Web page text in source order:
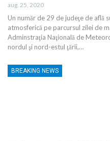
aug. 25, 2020
Un număr de 29 de judeţe de află
atmosferică pe parcursul zilei de
Adminstraţia Naţională de
nordul şi nord-estul ţării,…
BREAKING NEWS